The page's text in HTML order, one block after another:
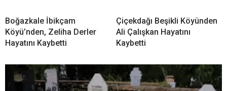
Boğazkale İbikçam
Köyü’nden, Zeliha Derler
Hayatını Kaybetti
Çiçekdağı Beşikli Köyünden
Ali Çalışkan Hayatını
Kaybetti